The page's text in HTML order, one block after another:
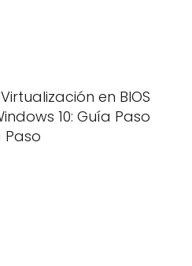
en BIOS
10: Guía Paso
Paso